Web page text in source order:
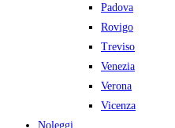
Padova
Rovigo
Treviso
Venezia
Verona
Vicenza
Noleggi